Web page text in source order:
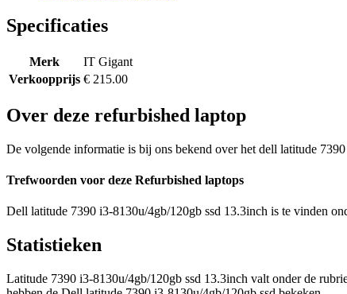
Specificaties
Merk
IT Gigant
Verkoopprijs € 215.00
Over deze refurbished laptop
De volgende informatie is bij ons bekend over het dell latitude
Trefwoorden voor deze Refurbished laptops
Dell latitude 7390 i3-8130u/4gb/120gb ssd 13.3inch is te vinden
Statistieken
Latitude 7390 i3-8130u/4gb/120gb ssd 13.3inch valt onder de